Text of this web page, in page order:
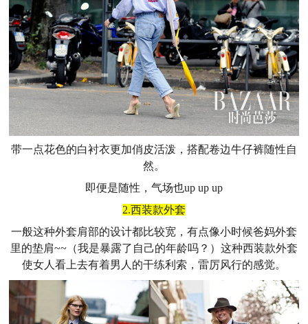
带一点花色的白衬衣更加俏皮活泼，搭配卷边牛仔裤随性自
然。
即便是随性，气场也up up up
2.西装款外套
一般这种外套肩部的设计都比较宽，有点像小时候爸妈外套
里的垫肩~~（我是暴露了自己的年龄吗？）这种西装款外套
使女人看上去有着男人的干练利索，雷厉风行的感觉。